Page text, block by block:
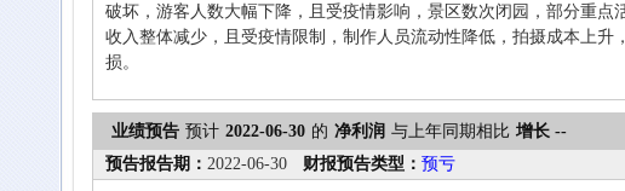
破坏，游客人数大幅下降，且受疫情影响，景区数次闭园，部分重点
收入整体减少，且受疫情限制，制作人员流动性降低，拍摄成本上
损。
业绩预告 预计 2022-06-30 的 净利润 与上年同期相比 增长 --
预告报告期： 2022-06-30 财报预告类型： 预亏